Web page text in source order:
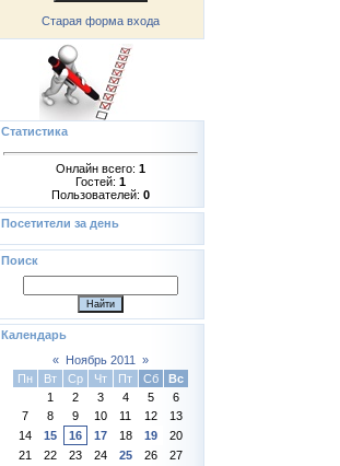
Старая форма входа
Статистика
Онлайн всего: 1
Гостей: 1
Пользователей: 0
Посетители за день
Поиск
Календарь
«
Ноябрь 2011
»
Пн
Вт Ср Чт Пт Сб
Вс
1
2 3 4 5
6
7
8 9 10 11 12
13
14
15 16 17 18 19
20
21
22 23 24 25 26
27